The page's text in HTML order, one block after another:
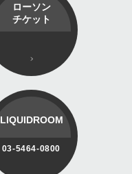
ローソン
チケット
LIQUIDROOM
03-5464-0800